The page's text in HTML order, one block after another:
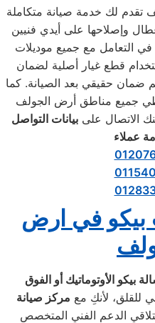
تقدم لك خدمة صيانة متكاملة
وإصلاحها على أيدي فنيين
التعامل مع جميع موديلات
قطع غيار أصلية لضمان
ضمان حقيقي بعد الصيانة. كما
الاتصال على بيانات التواصل
عملاء
بيكو في ارض
بيكو الأوتوماتيك أو الفوق
للقلق، لأنكِ مع مركز صيانة
الدعم الفني المتخصص